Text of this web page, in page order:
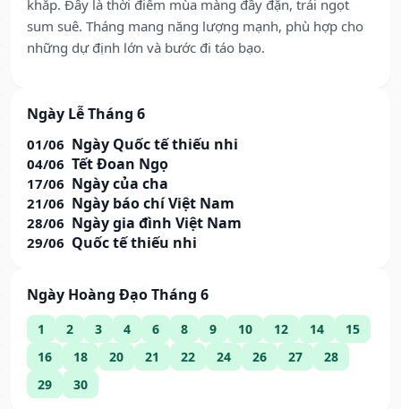
khắp. Đây là thời điểm mùa màng đầy đặn, trái ngọt
sum suê. Tháng mang năng lượng mạnh, phù hợp cho
những dự định lớn và bước đi táo bạo.
Ngày Lễ Tháng 6
01/06 Ngày Quốc tế thiếu nhi
04/06 Tết Đoan Ngọ
17/06 Ngày của cha
21/06 Ngày báo chí Việt Nam
28/06 Ngày gia đình Việt Nam
29/06 Quốc tế thiếu nhi
Ngày Hoàng Đạo Tháng 6
1 2 3 4 6 8 9 10 12 14
15
16
18 20 21 22 24 26 27
28
29
30